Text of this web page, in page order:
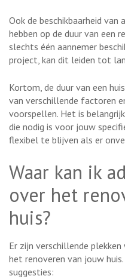
Ook de beschikbaarheid van
hebben op de duur van een
slechts één aannemer
project, kan dit leiden tot
Kortom, de duur van een
van verschillende factoren
voorspellen. Het is
die nodig is voor jouw
flexibel te blijven als er
Waar kan ik
over het
huis?
Er zijn verschillende
het renoveren van jouw
suggesties: